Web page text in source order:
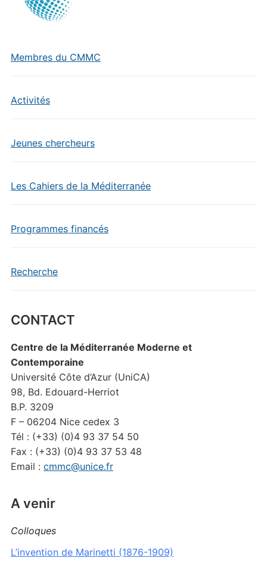
Membres du CMMC
Activités
Jeunes chercheurs
Les Cahiers de la Méditerranée
Programmes financés
Recherche
CONTACT
Centre de la Méditerranée Moderne et
Contemporaine
Université Côte d’Azur (UniCA)
98, Bd. Edouard-Herriot
B.P. 3209
F – 06204 Nice cedex 3
Tél : (+33) (0)4 93 37 54 50
Fax : (+33) (0)4 93 37 53 48
Email : cmmc@unice.fr
A venir
Colloques
L’invention de Marinetti (1876-1909)